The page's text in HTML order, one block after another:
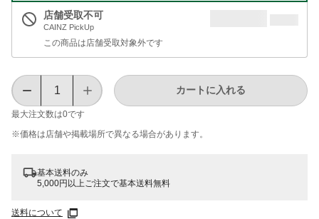
店舗受取不可
CAINZ PickUp
この商品は店舗受取対象外です
最大注文数は0です
カートに入れる
※価格は​店舗や​掲載場所で​異なる​場合が​あります。
基本送料のみ
5,000円以上ご注文で基本送料無料
送料について